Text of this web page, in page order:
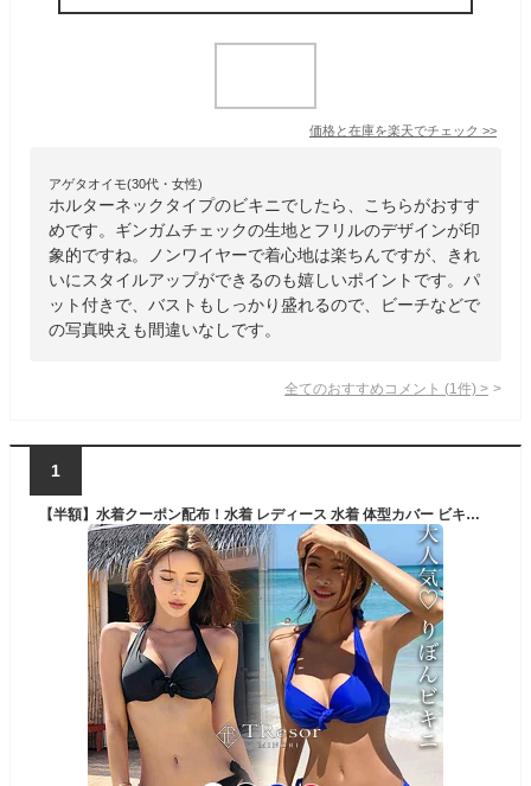
価格と在庫を楽天でチェック >>
アゲタオイモ(30代・女性)
ホルターネックタイプのビキニでしたら、こちらがおすす
めです。ギンガムチェックの生地とフリルのデザインが印
象的ですね。ノンワイヤーで着心地は楽ちんですが、きれ
いにスタイルアップができるのも嬉しいポイントです。パ
ット付きで、バストもしっかり盛れるので、ビーチなどで
の写真映えも間違いなしです。
全てのおすすめコメント (1 件) >
1
【半額】水着クーポン配布！水着 レディース 水着 体型カバー ビキニ ビキニ 人気 盛れる 背中見せ 痩せて見える 10代 20代 30代 プール 海 温泉 シンプル ホルターネック タイサイドビキニ 無地 セパレート水着 単色 リボン